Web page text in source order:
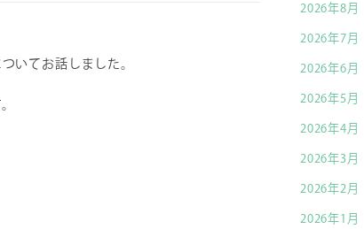
いてお話しました。
2026年8月
2026年7月
2026年6月
2026年5月
2026年4月
2026年3月
2026年2月
2026年1月